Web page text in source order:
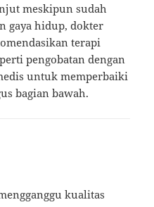
meskipun sudah
gaya hidup, dokter
terapi
pengobatan dengan
untuk memperbaiki
bagian bawah.
kualitas